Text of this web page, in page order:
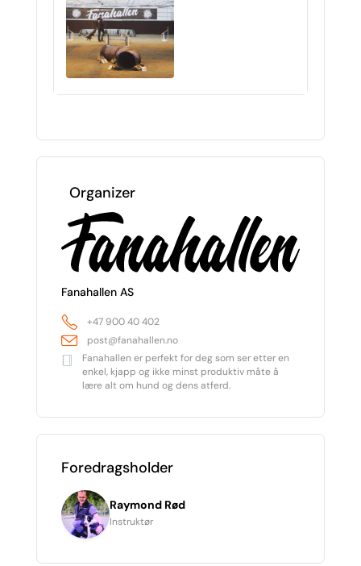
Organizer
Fanahallen AS
+47 900 40 402
post@fanahallen.no
Fanahallen er perfekt for deg som ser etter en
enkel, kjapp og ikke minst produktiv måte å
lære alt om hund og dens atferd.
Foredragsholder
Raymond Rød
Instruktør